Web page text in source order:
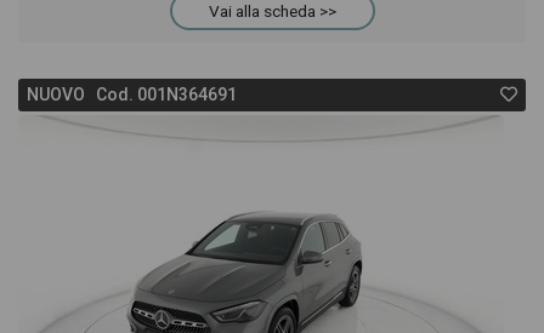
Vai alla scheda >>
NUOVO Cod. 001N364691